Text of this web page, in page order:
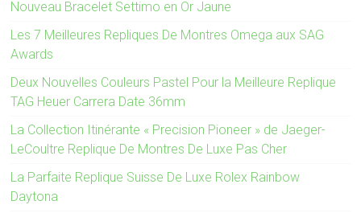
Nouveau Bracelet Settimo en Or Jaune
Les 7 Meilleures Repliques De Montres Omega aux SAG
Awards
Deux Nouvelles Couleurs Pastel Pour la Meilleure Replique
TAG Heuer Carrera Date 36mm
La Collection Itinérante « Precision Pioneer » de Jaeger-
LeCoultre Replique De Montres De Luxe Pas Cher
La Parfaite Replique Suisse De Luxe Rolex Rainbow
Daytona